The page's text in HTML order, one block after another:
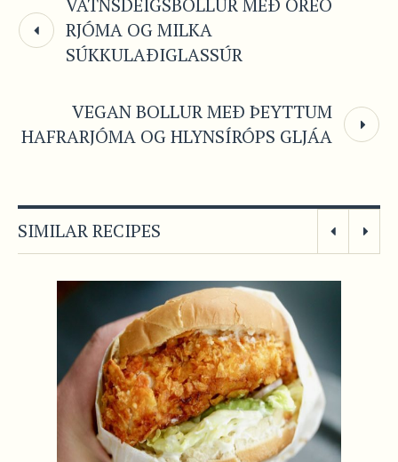
RJÓMA OG MILKA
SÚKKULAÐIGLASSÚR
VEGAN BOLLUR MEÐ ÞEYTTUM
HAFRARJÓMA OG HLYNSÍRÓPS GLJÁA
SIMILAR RECIPES